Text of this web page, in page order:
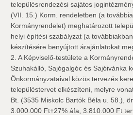
településrendezési sajátos
(VII. 15.) Korm. rendeletben (a
Kormányrendelet) meghatározott
helyi építési szabályzat (a
készítésére benyújtott árajánlatokat
2. A Képviselő-testülete a
Szuhakálló, Sajógalgóc és Sajóivánka
Önkormányzataival közös tervezés
településtervet elkészíteni, melyre
Bt. (3535 Miskolc Bartók Béla u. 58.),
3.000.000 Ft+27% áfa, 3.810.000 Ft